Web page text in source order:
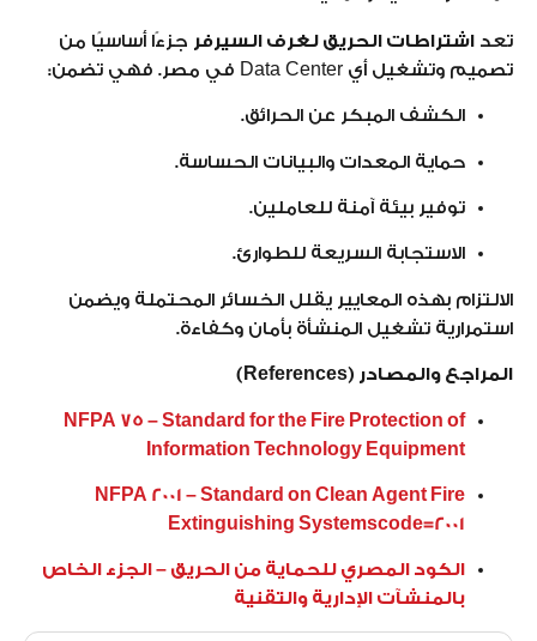
تعد اشتراطات الحريق لغرف السيرفر جزءًا أساسيًا من
تصميم وتشغيل أي Data Center في مصر. فهي تضمن:
الكشف المبكر عن الحرائق.
حماية المعدات والبيانات الحساسة.
توفير بيئة آمنة للعاملين.
الاستجابة السريعة للطوارئ.
الالتزام بهذه المعايير يقلل الخسائر المحتملة ويضمن
استمرارية تشغيل المنشأة بأمان وكفاءة.
المراجع والمصادر (References)
NFPA 75 – Standard for the Fire Protection of
Information Technology Equipment
NFPA 2001 – Standard on Clean Agent Fire
Extinguishing Systemscode=2001
الكود المصري للحماية من الحريق – الجزء الخاص
بالمنشآت الإدارية والتقنية